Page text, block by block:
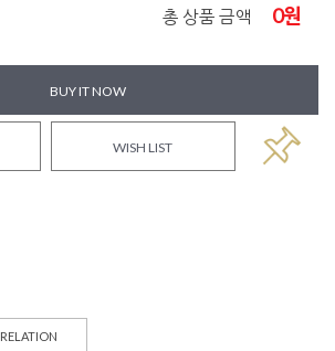
총 상품 금액 0원
BUY IT NOW
WISH LIST
RELATION